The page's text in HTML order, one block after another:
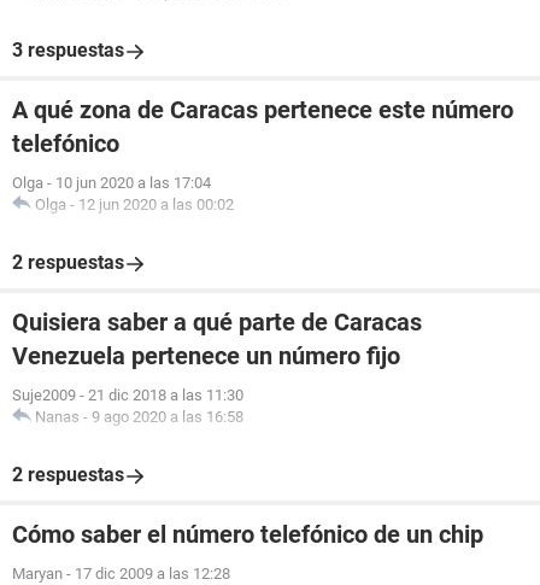
3 respuestas
A qué zona de Caracas pertenece este número
telefónico
Olga - 10 jun 2020 a las 17:04
Olga - 12 jun 2020 a las 00:02
2 respuestas
Quisiera saber a qué parte de Caracas
Venezuela pertenece un número fijo
Suje2009 - 21 dic 2018 a las 11:30
Nanas - 9 ago 2020 a las 16:58
2 respuestas
Cómo saber el número telefónico de un chip
Maryan - 17 dic 2009 a las 12:28